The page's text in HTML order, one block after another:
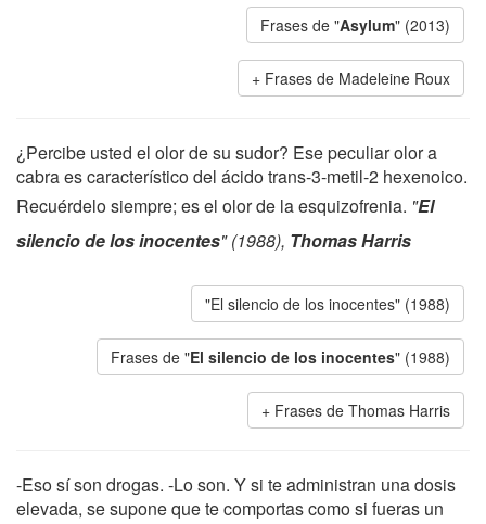
Frases de "Asylum" (2013)
Frases de Madeleine Roux
¿Percibe usted el olor de su sudor? Ese peculiar olor a
cabra es característico del ácido trans-3-metil-2 hexenoico.
Recuérdelo siempre; es el olor de la esquizofrenia. "El
silencio de los inocentes" (1988), Thomas Harris
"El silencio de los inocentes" (1988)
Frases de "El silencio de los inocentes" (1988)
Frases de Thomas Harris
-Eso sí son drogas. -Lo son. Y si te administran una dosis
elevada, se supone que te comportas como si fueras un